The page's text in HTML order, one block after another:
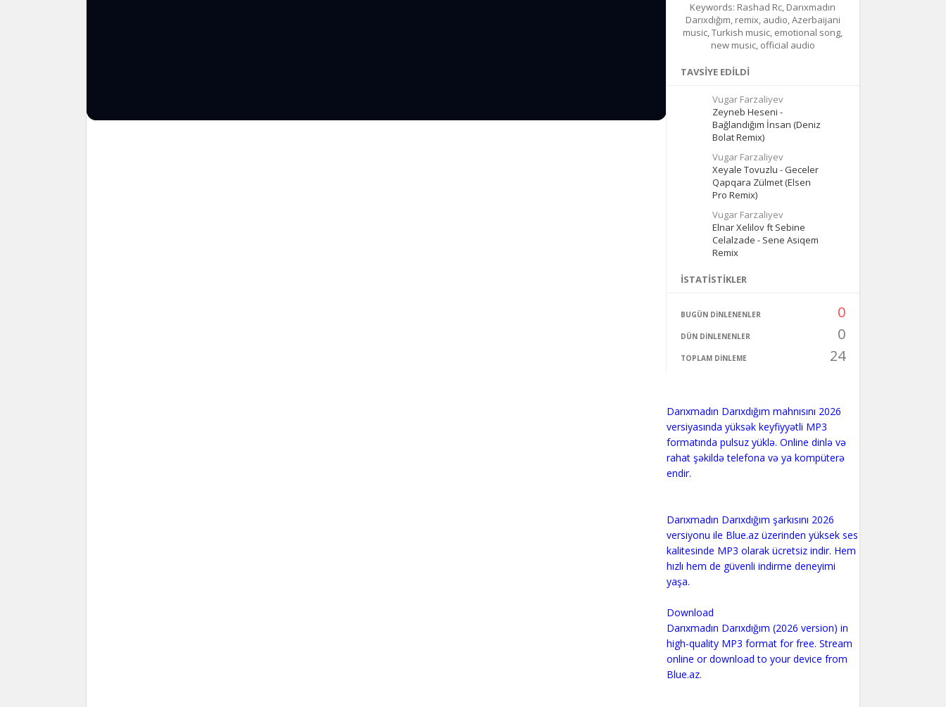
Keywords: Rashad Rc, Darıxmadın
Darıxdığım, remix, audio, Azerbaijani
music, Turkish music, emotional song,
new music, official audio
TAVSIYE EDILDI
Vugar Farzaliyev
Zeyneb Heseni -
Bağlandığım İnsan (Deniz
Bolat Remix)
Vugar Farzaliyev
Xeyale Tovuzlu - Geceler
Qapqara Zülmet (Elsen
Pro Remix)
Vugar Farzaliyev
Elnar Xelilov ft Sebine
Celalzade - Sene Asiqem
Remix
İSTATISTIKLER
BUGÜN DINLENENLER 0
DÜN DINLENENLER 0
TOPLAM DINLEME 24
Darıxmadın Darıxdığım mahnısını 2026
versiyasında yüksək keyfiyyətli MP3
formatında pulsuz yüklə. Online dinlə və
rahat şəkildə telefona və ya kompüterə
endir.
Darıxmadın Darıxdığım şarkısını 2026
versiyonu ile Blue.az üzerinden yüksek ses
kalitesinde MP3 olarak ücretsiz indir. Hem
hızlı hem de güvenli indirme deneyimi
yaşa.
Download
Darıxmadın Darıxdığım (2026 version) in
high-quality MP3 format for free. Stream
online or download to your device from
Blue.az.